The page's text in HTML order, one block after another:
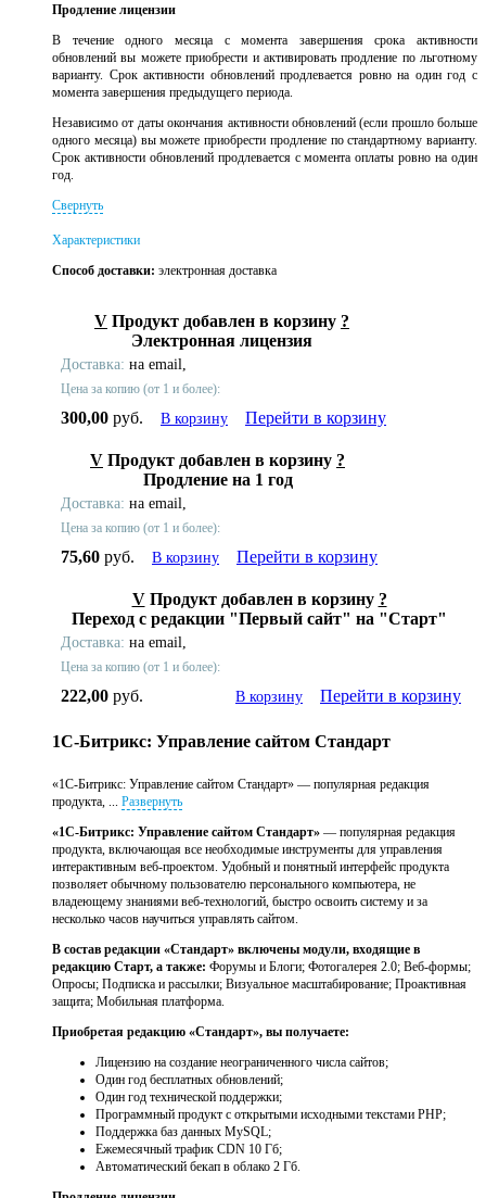
Продление лицензии
В течение одного месяца с момента завершения срока активности
обновлений вы можете приобрести и активировать продление по льготному
варианту. Срок активности обновлений продлевается ровно на один год с
момента завершения предыдущего периода.
Независимо от даты окончания активности обновлений (если прошло больше
одного месяца) вы можете приобрести продление по стандартному варианту.
Срок активности обновлений продлевается с момента оплаты ровно на один
год.
Свернуть
Характеристики
Способ доставки: электронная доставка
V Продукт добавлен в корзину ?
Электронная лицензия
Доставка: на email,
Цена за копию (от 1 и более):
300,00 руб. В корзину Перейти в корзину
V Продукт добавлен в корзину ?
Продление на 1 год
Доставка: на email,
Цена за копию (от 1 и более):
75,60 руб. В корзину Перейти в корзину
V Продукт добавлен в корзину ?
Переход с редакции "Первый сайт" на "Старт"
Доставка: на email,
Цена за копию (от 1 и более):
222,00 руб. В корзину Перейти в корзину
1С-Битрикс: Управление сайтом Стандарт
«1С-Битрикс: Управление сайтом Стандарт» — популярная редакция
продукта, ... Развернуть
«1С-Битрикс: Управление сайтом Стандарт» — популярная редакция
продукта, включающая все необходимые инструменты для управления
интерактивным веб-проектом. Удобный и понятный интерфейс продукта
позволяет обычному пользователю персонального компьютера, не
владеющему знаниями веб-технологий, быстро освоить систему и за
несколько часов научиться управлять сайтом.
В состав редакции «Стандарт» включены модули, входящие в
редакцию Старт, а также: Форумы и Блоги; Фотогалерея 2.0; Веб-формы;
Опросы; Подписка и рассылки; Визуальное масштабирование; Проактивная
защита; Мобильная платформа.
Приобретая редакцию «Стандарт», вы получаете:
Лицензию на создание неограниченного числа сайтов;
Один год бесплатных обновлений;
Один год технической поддержки;
Программный продукт с открытыми исходными текстами PHP;
Поддержка баз данных MySQL;
Ежемесячный трафик CDN 10 Гб;
Автоматический бекап в облако 2 Гб.